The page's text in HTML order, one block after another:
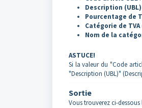
Description (UBL)
Pourcentage de
Catégorie de TVA
Nom de la
ASTUCE!
Si la valeur du "Code
"Description (UBL)"
Sortie
Vous trouverez ci-